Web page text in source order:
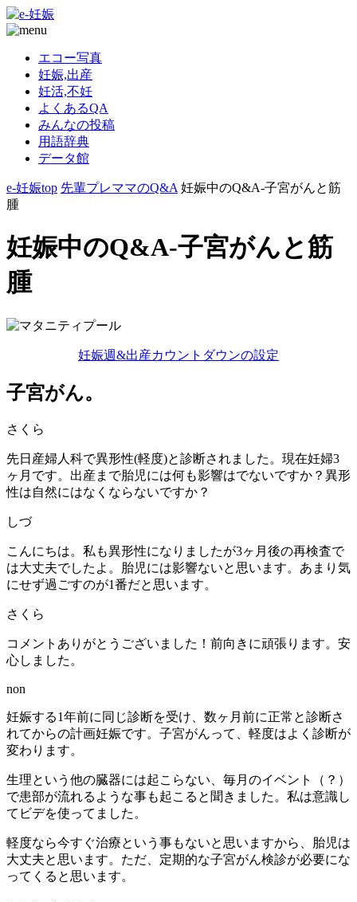
エコー写真
妊娠,出産
妊活,不妊
よくあるQA
みんなの投稿
用語辞典
データ館
e-妊娠top 先輩プレママのQ&A 妊娠中のQ&A-子宮がんと筋
腫
妊娠中のQ&A-子宮がんと筋
腫
妊娠週&出産カウントダウンの設定
子宮がん。
さくら
先日産婦人科で異形性(軽度)と診断されました。現在妊婦3
ヶ月です。出産まで胎児には何も影響はでないですか？異形
性は自然にはなくならないですか？
しづ
こんにちは。私も異形性になりましたが3ヶ月後の再検査で
は大丈夫でしたよ。胎児には影響ないと思います。あまり気
にせず過ごすのが1番だと思います。
さくら
コメントありがとうございました！前向きに頑張ります。安
心しました。
non
妊娠する1年前に同じ診断を受け、数ヶ月前に正常と診断さ
れてからの計画妊娠です。子宮がんって、軽度はよく診断が
変わります。
生理という他の臓器には起こらない、毎月のイベント（？）
で患部が流れるような事も起こると聞きました。私は意識し
てビデを使ってました。
軽度なら今すぐ治療という事もないと思いますから、胎児は
大丈夫と思います。ただ、定期的な子宮がん検診が必要にな
ってくると思います。